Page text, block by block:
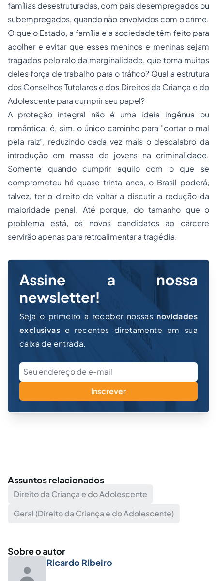
famílias desestruturadas, com pais desempregados ou
subempregados, quando não envolvidos com o crime.
O que o Estado, a família e a sociedade têm feito para
acolher e evitar que esses meninos e meninas sejam
tragados pelo ralo da marginalidade, que torna muitos
deles força de trabalho para o tráfico? Qual a estrutura
dos Conselhos Tutelares e dos Direitos da Criança e do
Adolescente para cumprir seu papel?
A proteção integral não é uma ideia ingênua ou
romântica; é, sim, o único caminho para "cortar o mal
pela raiz", reduzindo cada vez mais o descalabro da
introdução em massa de jovens na criminalidade.
Somente quando cumprir aquilo com o que se
comprometeu há quase trinta anos, o Brasil poderá,
talvez, ter o direito de voltar a discutir a redução da
maioridade penal. Até porque, do tamanho que o
problema está, os novos candidatos ao cárcere
servirão apenas para retroalimentar a tragédia.
Assine a nossa
newsletter!
Seja o primeiro a receber nossas novidades
exclusivas e recentes diretamente em sua
caixa de entrada.
Inscrever
Assuntos relacionados
Direito da Criança e do Adolescente
Geral (Direito da Criança e do Adolescente)
Sobre o autor
Ricardo Ribeiro